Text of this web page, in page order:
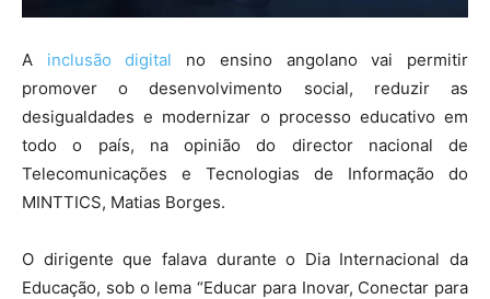
A inclusão digital no ensino angolano vai permitir
promover o desenvolvimento social, reduzir as
desigualdades e modernizar o processo educativo em
todo o país, na opinião do director nacional de
Telecomunicações e Tecnologias de Informação do
MINTTICS, Matias Borges.
O dirigente que falava durante o Dia Internacional da
Educação, sob o lema “Educar para Inovar, Conectar para